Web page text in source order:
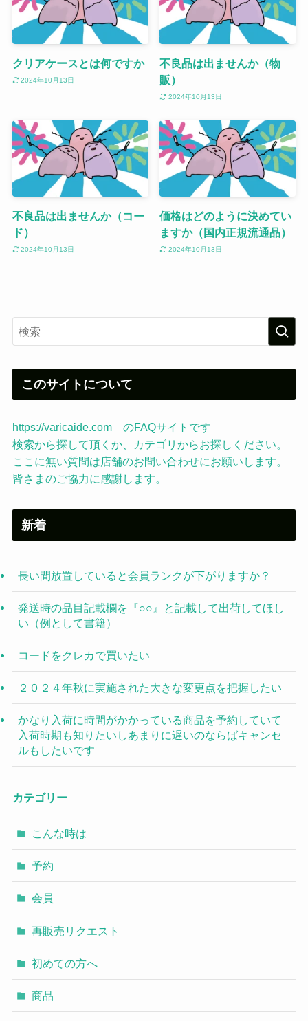
クリアケースとは何ですか
2024年10月13日
不良品は出ませんか（物
販）
2024年10月13日
不良品は出ませんか（コー
ド）
2024年10月13日
価格はどのように決めてい
ますか（国内正規流通品）
2024年10月13日
このサイトについて
https://varicaide.com のFAQサイトです
検索から探して頂くか、カテゴリからお探しください。
ここに無い質問は店舗のお問い合わせにお願いします。
皆さまのご協力に感謝します。
新着
長い間放置していると会員ランクが下がりますか？
発送時の品目記載欄を『○○』と記載して出荷してほし
い（例として書籍）
コードをクレカで買いたい
２０２４年秋に実施された大きな変更点を把握したい
かなり入荷に時間がかかっている商品を予約していて
入荷時期も知りたいしあまりに遅いのならばキャンセ
ルもしたいです
カテゴリー
こんな時は
予約
会員
再販売リクエスト
初めての方へ
商品